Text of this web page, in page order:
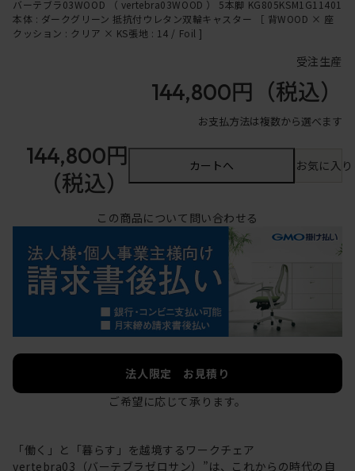
バーテブラ03WOOD （ vertebra03WOOD ） 5本脚 KG805KSM1G11401
本体 : ダークグリーン 抵抗付ウレタン双輪キャスター ［ 背WOOD × 座
クッション : クリア × KS張地 : 14 / Foil ]
受注生産
144,800円 （税込）
お支払方法は複数から選べます
144,800円
（税込）
カートへ お気に入
この商品について問い合わせる
法人限定 お見積り
ご希望に応じて承ります。
「働く」と「暮らす」を越境するワークチェア
vertebra03（バーテブラゼロサン）”は、これからの時代の自